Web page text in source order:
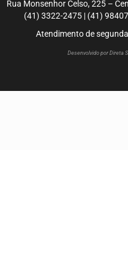
Rua Monsenhor Celso, 225 –
(41) 3322-2475 | (41)
Atendimento de
Desenvolvido por Direta